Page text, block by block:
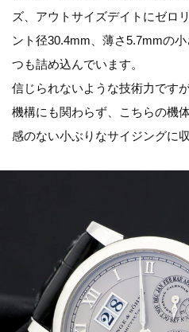
ズ、アウトサイズデイトにゼロ
ント径30.4mm、薄さ5.7mmの
つも詰め込んでいます。
信じられないような技術力です
機構にも関わらず、こちらの機
感のない小ぶりなサイジングに